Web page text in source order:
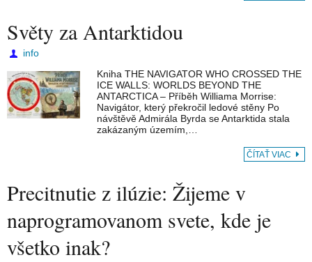
Světy za Antarktidou
info
Kniha THE NAVIGATOR WHO CROSSED THE
ICE WALLS: WORLDS BEYOND THE
ANTARCTICA – Příběh Williama Morrise:
Navigátor, který překročil ledové stěny Po
návštěvě Admirála Byrda se Antarktida stala
zakázaným územím,…
ČÍTAŤ VIAC
Precitnutie z ilúzie: Žijeme v
naprogramovanom svete, kde je
všetko inak?